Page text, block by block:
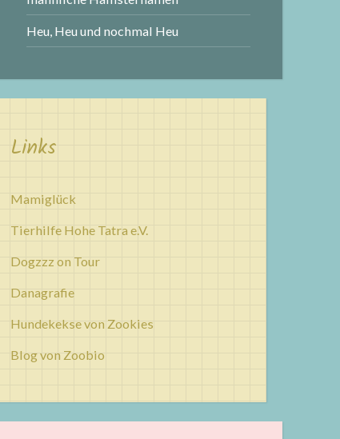
Heu, Heu und nochmal Heu
Links
Mamiglück
Tierhilfe Hohe Tatra e.V.
Dogzzz on Tour
Danagrafie
Hundekekse von Zookies
Blog von Zoobio